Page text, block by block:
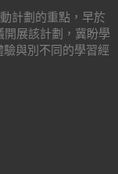
計劃的重點，早於
展該計劃，冀盼學
與別不同的學習經